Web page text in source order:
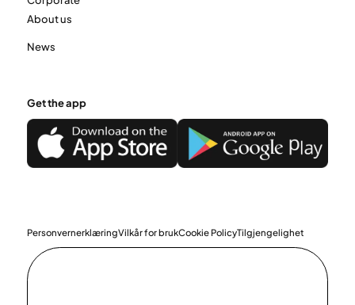
About us
News
Get the app
PersonvernerklæringVilkår for brukCookie PolicyTilgjengelighet